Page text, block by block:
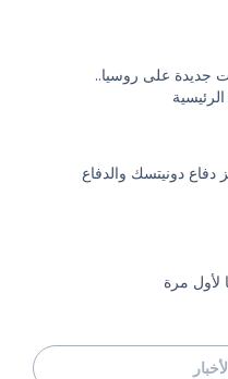
جديدة على روسيا..
دفاع دونيتسك والدفاع
لأول مرة